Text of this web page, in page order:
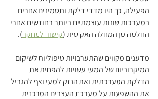
הפעילה, כך היו מדדי דלקת ותסמינים אחרים
במערכות שונות עוצמתיים ביותר בחודשים אחרי
החלמה מן המחלה האקוטית (קישור למחקר).
מדענים מקווים שהתערבויות טיפוליות לשיקום
המיקרוביום של המעי עשויות להפחית את
הדלקת המערכתית ואת הנזק למעי ואף להגביל
את ההשפעות על מערכת העצבים המרכזית